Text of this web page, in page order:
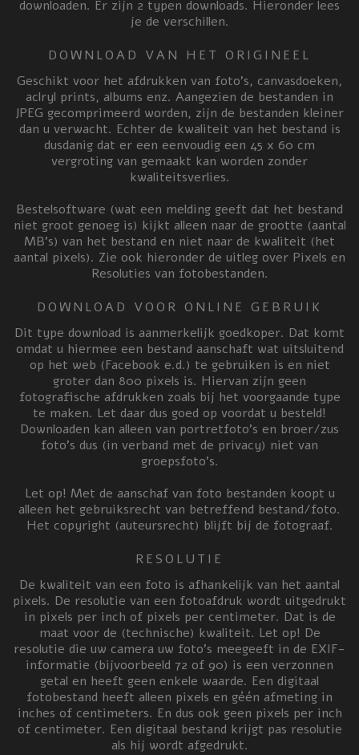
downloaden. Er zijn 2 typen downloads. Hieronder lees
je de verschillen.
DOWNLOAD VAN HET ORIGINEEL
Geschikt voor het afdrukken van foto’s, canvasdoeken,
aclryl prints, albums enz. Aangezien de bestanden in
JPEG gecomprimeerd worden, zijn de bestanden kleiner
dan u verwacht. Echter de kwaliteit van het bestand is
dusdanig dat er een eenvoudig een 45 x 60 cm
vergroting van gemaakt kan worden zonder
kwaliteitsverlies.
Bestelsoftware (wat een melding geeft dat het bestand
niet groot genoeg is) kijkt alleen naar de grootte (aantal
MB’s) van het bestand en niet naar de kwaliteit (het
aantal pixels). Zie ook hieronder de uitleg over Pixels en
Resoluties van fotobestanden.
DOWNLOAD VOOR ONLINE GEBRUIK
Dit type download is aanmerkelijk goedkoper. Dat komt
omdat u hiermee een bestand aanschaft wat uitsluitend
op het web (Facebook e.d.) te gebruiken is en niet
groter dan 800 pixels is. Hiervan zijn geen
fotografische afdrukken zoals bij het voorgaande type
te maken. Let daar dus goed op voordat u besteld!
Downloaden kan alleen van portretfoto’s en broer/zus
foto’s dus (in verband met de privacy) niet van
groepsfoto’s.
Let op! Met de aanschaf van foto bestanden koopt u
alleen het gebruiksrecht van betreffend bestand/foto.
Het copyright (auteursrecht) blijft bij de fotograaf.
RESOLUTIE
De kwaliteit van een foto is afhankelijk van het aantal
pixels. De resolutie van een fotoafdruk wordt uitgedrukt
in pixels per inch of pixels per centimeter. Dat is de
maat voor de (technische) kwaliteit. Let op! De
resolutie die uw camera uw foto’s meegeeft in de EXIF-
informatie (bijvoorbeeld 72 of 90) is een verzonnen
getal en heeft geen enkele waarde. Een digitaal
fotobestand heeft alleen pixels en géén afmeting in
inches of centimeters. En dus ook geen pixels per inch
of centimeter. Een digitaal bestand krijgt pas resolutie
als hij wordt afgedrukt.